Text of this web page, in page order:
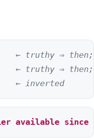
← truthy ⇒
← truthy ⇒
← inverted
available since